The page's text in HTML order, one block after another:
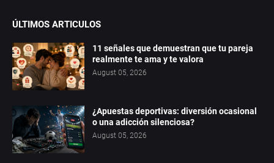
ÚLTIMOS ARTICULOS
11 señales que demuestran que tu pareja
realmente te ama y te valora
August 05, 2026
¿Apuestas deportivas: diversión ocasional
o una adicción silenciosa?
August 05, 2026